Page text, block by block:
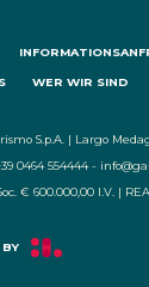
WER WIR SIND
S.p.A. | Largo
0464 554444 -
€ 600.000,00 I.V. |